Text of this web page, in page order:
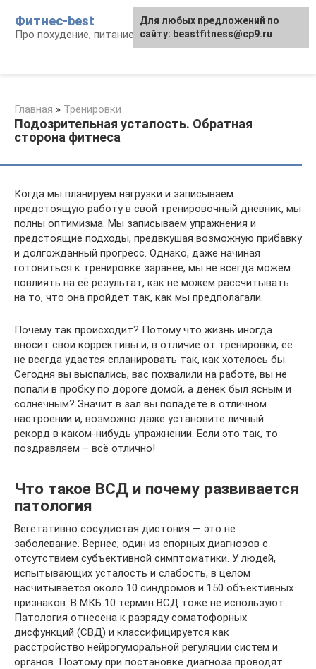
контенту
Фитнес-best
Про похудение, питание и фитнес
Главная » Тренировки
Подозрительная усталость. Обратная
сторона фитнеса
Когда мы планируем нагрузки и записываем
предстоящую работу в свой тренировочный дневник, мы
полны оптимизма. Мы записываем упражнения и
предстоящие подходы, предвкушая возможную прибавку
и долгожданный прогресс. Однако, даже начиная
готовиться к тренировке заранее, мы не всегда можем
повлиять на её результат, как не можем рассчитывать
на то, что она пройдет так, как мы предполагали.
Почему так происходит? Потому что жизнь иногда
вносит свои коррективы и, в отличие от тренировки, ее
не всегда удается спланировать так, как хотелось бы.
Сегодня вы выспались, вас похвалили на работе, вы не
попали в пробку по дороге домой, а денек был ясным и
солнечным? Значит в зал вы попадете в отличном
настроении и, возможно даже установите личный
рекорд в каком-нибудь упражнении. Если это так, то
поздравляем – всё отлично!
Что такое ВСД и почему развивается
патология
Вегетативно сосудистая дистония — это не
заболевание. Вернее, один из спорных диагнозов с
отсутствием субъективной симптоматики. У людей,
испытывающих усталость и слабость, в целом
насчитывается около 10 синдромов и 150 объективных
признаков. В МКБ 10 термин ВСД тоже не используют.
Патология отнесена к разряду соматофорных
дисфункций (СВД) и классифицируется как
расстройство нейрогуморальной регуляции систем и
органов. Поэтому при постановке диагноза проводят
Для любых предложений по
сайту: beastfitness@cp9.ru